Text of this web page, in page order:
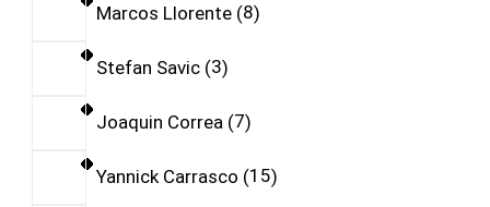
Marcos Llorente 8
Stefan Savic 3
Joaquin Correa 7
Yannick Carrasco 15